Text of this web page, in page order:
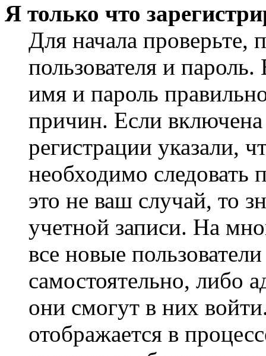
Я только что
Для начала проверьте,
пользователя и
имя и пароль
причин. Если
регистрации указали,
необходимо
это не ваш случай, то
учетной записи. На
все новые
самостоятельно, либо
они смогут в них
отображается в